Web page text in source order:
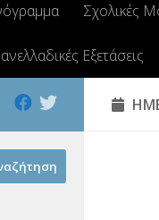
Σχολικές
Εξετάσεις